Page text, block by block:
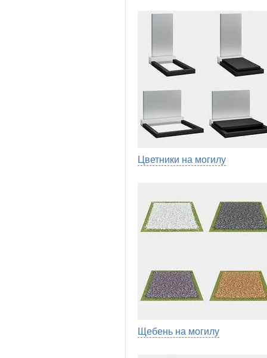
Цветники на могилу
Щебень на могилу